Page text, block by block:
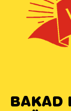
BAKAD